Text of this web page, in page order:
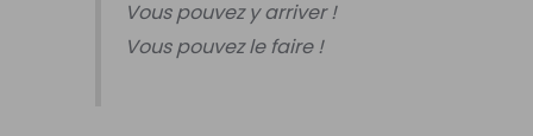
Vous pouvez y arriver !
Vous pouvez le faire !